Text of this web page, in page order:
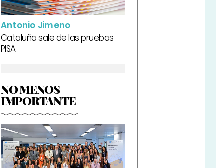
Antonio Jimeno
Cataluña sale de las pruebas
PISA
NO MENOS
IMPORTANTE